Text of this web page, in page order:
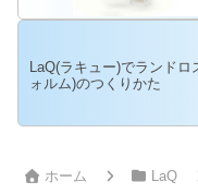
LaQ(ラキュー)でランドロ
ォルム)のつくりかた
ホーム LaQ